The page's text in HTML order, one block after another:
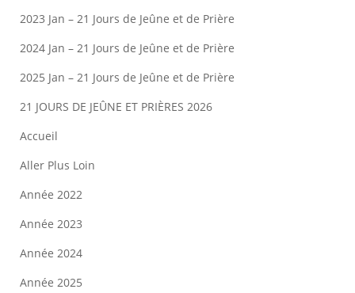
2023 Jan – 21 Jours de Jeûne et de Prière
2024 Jan – 21 Jours de Jeûne et de Prière
2025 Jan – 21 Jours de Jeûne et de Prière
21 JOURS DE JEÛNE ET PRIÈRES 2026
Accueil
Aller Plus Loin
Année 2022
Année 2023
Année 2024
Année 2025